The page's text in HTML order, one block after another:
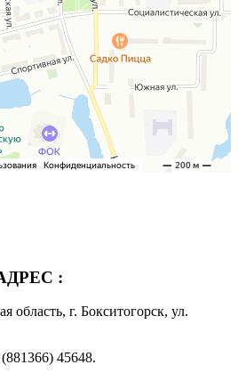
:
область, г. Бокситогорск, ул.
45648.